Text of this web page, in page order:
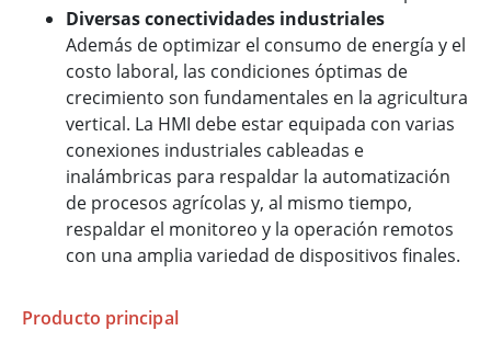
Diversas conectividades industriales
Además de optimizar el consumo de energía y el
costo laboral, las condiciones óptimas de
crecimiento son fundamentales en la agricultura
vertical. La HMI debe estar equipada con varias
conexiones industriales cableadas e
inalámbricas para respaldar la automatización
de procesos agrícolas y, al mismo tiempo,
respaldar el monitoreo y la operación remotos
con una amplia variedad de dispositivos finales.
Producto principal